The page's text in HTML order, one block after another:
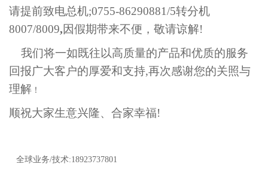
请提前致电总机;0755-86290881/5转分机
8007/8009,因假期带来不便， 敬请谅解!
我们将一如既往以高质量的产品和优质的服务
回报广大客户的厚爱和支持,再次感谢您的关照与
理解 ！
顺祝大家生意兴隆、 合家幸福!
全球业务/技术:18923737801